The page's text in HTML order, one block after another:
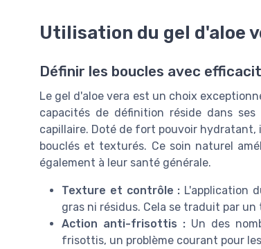
Utilisation du gel d'aloe
Définir les boucles avec
Le gel d'aloe vera est un choix
capacités de définition réside dans
capillaire. Doté de fort pouvoir hydratant,
bouclés et texturés. Ce soin naturel
également à leur santé générale.
Texture et contrôle : L'application
gras ni résidus. Cela se traduit par
Action anti-frisottis : Un des
frisottis, un problème courant pour